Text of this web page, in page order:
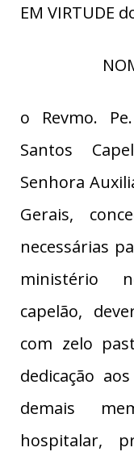
EM VIRTUDE
o Revmo.
Santos
Senhora
Gerais,
necessárias
ministério
capelão,
com zelo
dedicação
demais
hospitalar,